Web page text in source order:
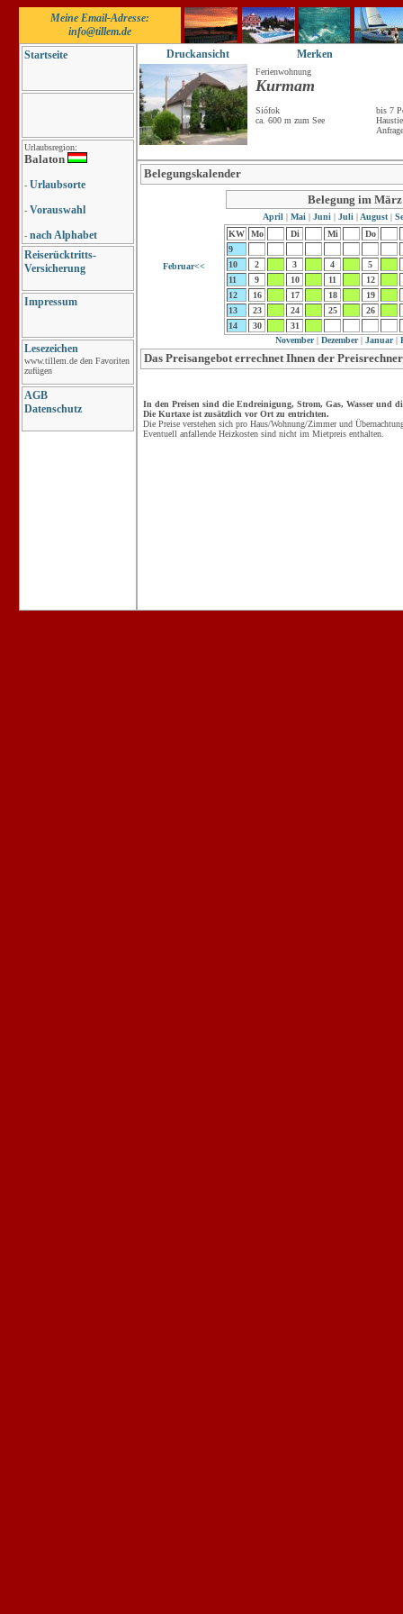
Meine Email-Adresse:
info@tillem.de
Startseite
Urlaubsregion:
Balaton
- Urlaubsorte
- Vorauswahl
-nach Alphabet
Reiserücktritts-
Versicherung
Impressum
Lesezeichen
www.tillem.de den Favoriten
zufügen
AGB
Datenschutz
Druckansicht Merken
Ferienwohnung
Kurmam
Siófok
ca. 600 m zum See
bis 7
Belegungskalender
Februar<<
Belegung im
April| Mai| Juni| Juli| August|
KW
Mo Di Mi
Do
9
10
2 3 4
5
11
9 10 11
12
12
16 17 18
19
13
23 24 25
26
14
30
31
November| Dezember| Januar|
Das Preisangebot errechnet Ihnen der
In den Preisen sind die Endreinigung, Strom, Gas, Wasser und
Die Kurtaxe ist zusätzlich vor Ort zu entrichten.
Die Preise verstehen sich pro Haus/Wohnung/Zimmer und
Eventuell anfallende Heizkosten sind nicht im Mietpreis enthalten.